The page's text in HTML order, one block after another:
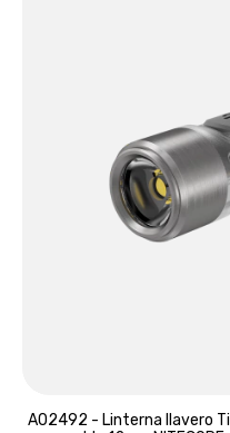
A02492 - Linterna llavero